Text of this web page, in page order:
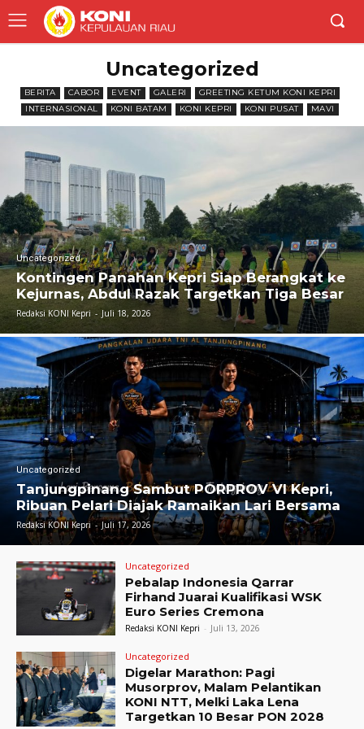
Uncategorized
BERITA CABOR EVENT GALERI
GREETING KETUM KONI KEPRI
INTERNASIONAL
KONI BATAM KONI KEPRI KONI PUSAT MAVI
Uncategorized
Kontingen Panahan Kepri Siap Berangkat ke
Kejurnas, Abdul Razak Targetkan Tiga Besar
Redaksi KONI Kepri - Juli 18, 2026
Uncategorized
Tanjungpinang Sambut PORPROV VI Kepri,
Ribuan Pelari Diajak Ramaikan Lari Bersama
Redaksi KONI Kepri - Juli 17, 2026
Uncategorized
Pebalap Indonesia Qarrar
Firhand Juarai Kualifikasi WSK
Euro Series Cremona
Redaksi KONI Kepri - Juli 13, 2026
Uncategorized
Digelar Marathon: Pagi
Musorprov, Malam Pelantikan
KONI NTT, Melki Laka Lena
Targetkan 10 Besar PON 2028